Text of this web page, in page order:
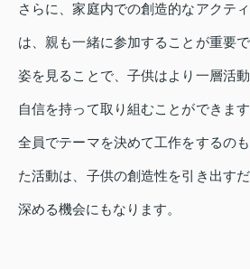
さらに、家庭内での創造的なアクテ
は、親も一緒に参加することが重要
姿を見ることで、子供はより一層活
自信を持って取り組むことができま
全員でテーマを決めて工作をするの
た活動は、子供の創造性を引き出す
深める機会にもなります。